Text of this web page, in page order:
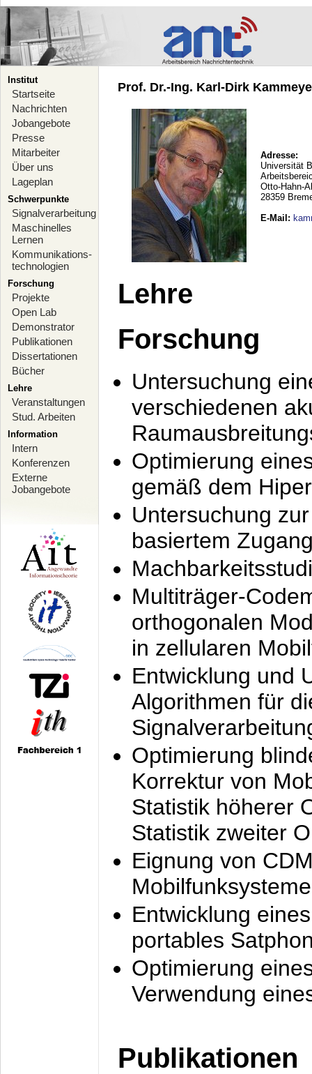
Institut
Startseite
Nachrichten
Jobangebote
Presse
Mitarbeiter
Über uns
Lageplan
Schwerpunkte
Signalverarbeitung
Maschinelles
Lernen
Kommunikations-
technologien
Forschung
Projekte
Open Lab
Demonstrator
Publikationen
Dissertationen
Bücher
Lehre
Veranstaltungen
Stud. Arbeiten
Information
Intern
Konferenzen
Externe
Jobangebote
Prof. Dr.-Ing. Karl-Dirk
Adresse:
Universität
Otto-Hahn-
28359
E-Mail :
Lehre
Forschung
Untersuchung
verschiedenen
Optimierung
gemäß dem
Untersuchung
basiertem
Multiträger-
orthogonalen
in zellularen
Entwicklung und
Algorithmen für
Optimierung
Korrektur von
Statistik höherer
Statistik zweiter
Eignung von
Mobilfunksysteme
Entwicklung
portables
Optimierung
Verwendung
Publikationen